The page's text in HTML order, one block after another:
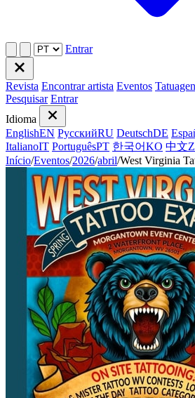
Entrar
Revista Encontrar artista Eventos
Pesquisar Entrar
Idioma
EnglishEN РусскийRU DeutschDE
ItalianoIT PortuguêsPT 한국어KO 中文
Início/Eventos/2026/abril/West Virginia